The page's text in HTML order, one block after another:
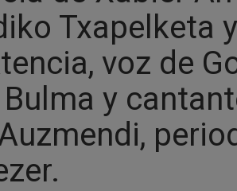
Txapelketa
voz de
y